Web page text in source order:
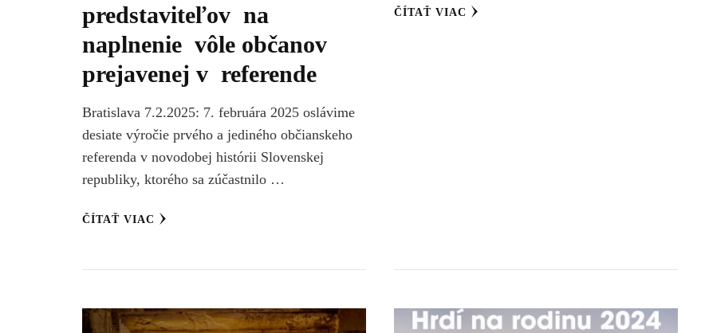
predstaviteľov na
naplnenie vôle občanov
prejavenej v referende
Bratislava 7.2.2025: 7. februára 2025 oslávime
desiate výročie prvého a jediného občianskeho
referenda v novodobej histórii Slovenskej
republiky, ktorého sa zúčastnilo …
ČÍTAŤ VIAC
ČÍTAŤ VIAC